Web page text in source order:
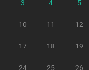
3 4 5
10 11 12
17 18 19
24 25 26